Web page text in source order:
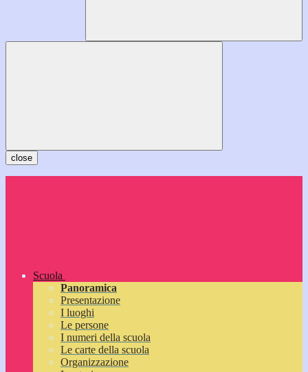
close
Scuola
Panoramica
Presentazione
I luoghi
Le persone
I numeri della scuola
Le carte della scuola
Organizzazione